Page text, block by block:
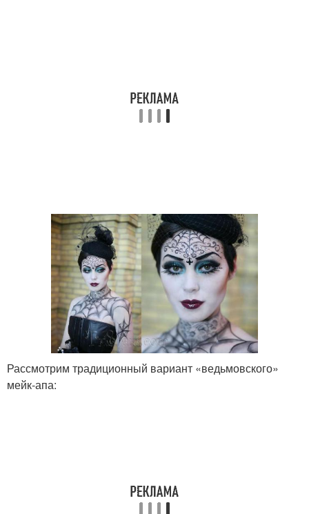
Рассмотрим традиционный вариант «ведьмовского»
мейк-апа: